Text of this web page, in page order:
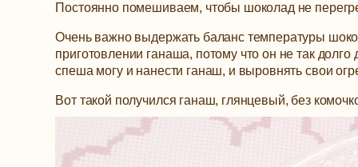
Постоянно помешиваем, чтобы шоколад не
Очень важно выдержать баланс температуры
приготовлении ганаша, потому что он не так
спеша могу и нанести ганаш, и выровнять свои
Вот такой получился ганаш, глянцевый, без